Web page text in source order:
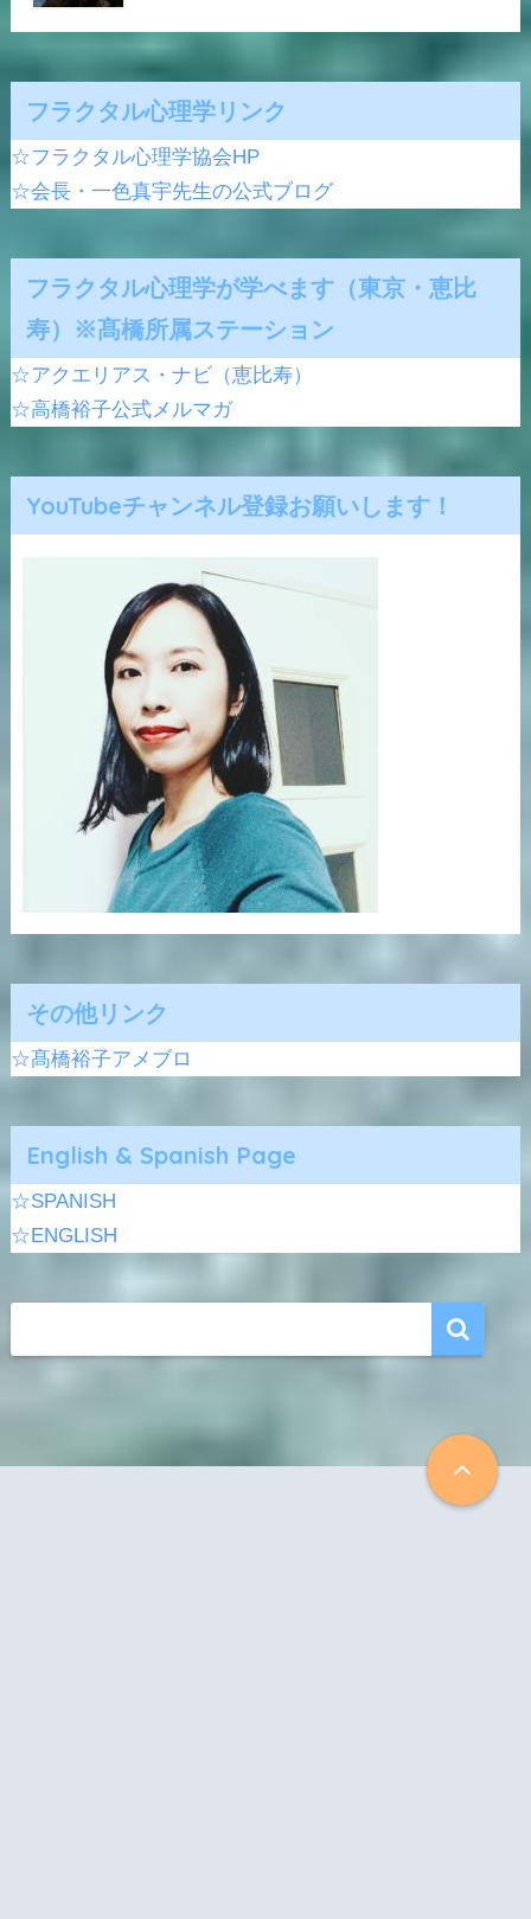
フラクタル心理学リンク
☆フラクタル心理学協会HP
☆会長・一色真宇先生の公式ブログ
フラクタル心理学が学べます（東京・恵比
寿）※髙橋所属ステーション
☆アクエリアス・ナビ（恵比寿）
☆高橋裕子公式メルマガ
YouTubeチャンネル登録お願いします！
その他リンク
☆髙橋裕子アメブロ
English & Spanish Page
☆SPANISH
☆ENGLISH